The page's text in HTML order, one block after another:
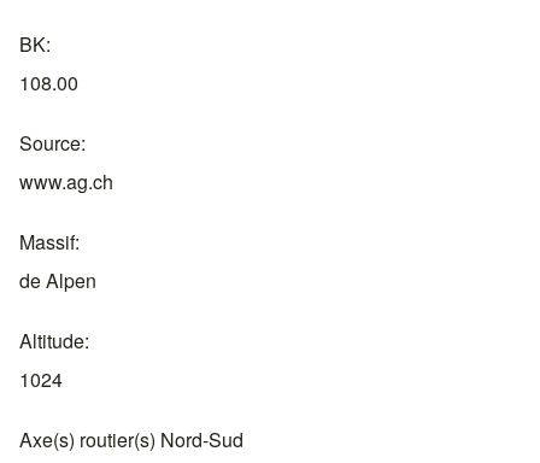
BK
108.00
Source
www.ag.ch
Massif
de Alpen
Altitude
1024
Axe(s) routier(s) Nord-Sud